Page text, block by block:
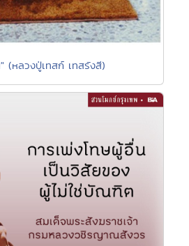
(หลวงปู่เทสก์ เทสรังสี)